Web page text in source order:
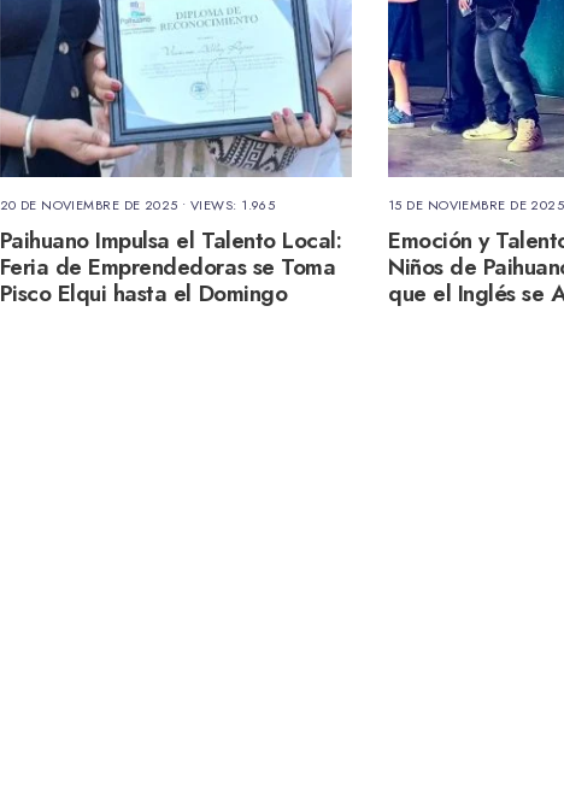
20 DE NOVIEMBRE DE 2025 • VIEWS: 1.965
Paihuano Impulsa el Talento Local:
Feria de Emprendedoras se Toma
Pisco Elqui hasta el Domingo
15 DE NOVIEMBRE DE 2025
Emoción y
Niños de
que el Inglés se